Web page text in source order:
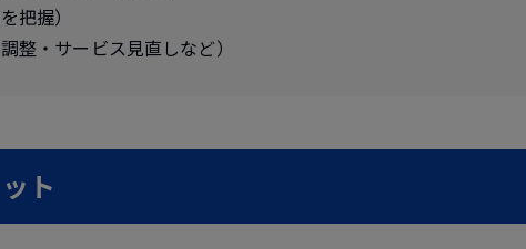
把握）
・サービス見直しなど）
ト